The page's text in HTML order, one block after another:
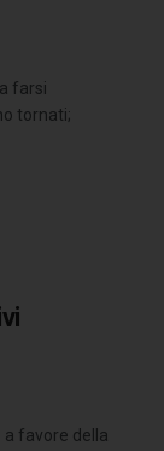
farsi
tornati;
a favore della